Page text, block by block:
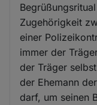
Zugehörigkeit
einer
immer der
der Träger
der Ehemann
darf, um seinen